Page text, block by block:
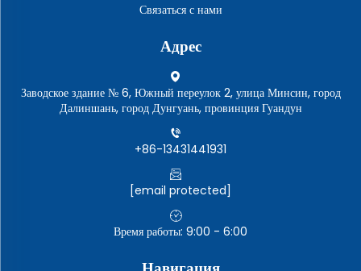
Связаться с нами
Адрес
Заводское здание № 6, Южный переулок 2, улица Минсин, город
Далиншань, город Дунгуань, провинция Гуандун
+86-13431441931
[email protected]
Время работы: 9:00 - 6:00